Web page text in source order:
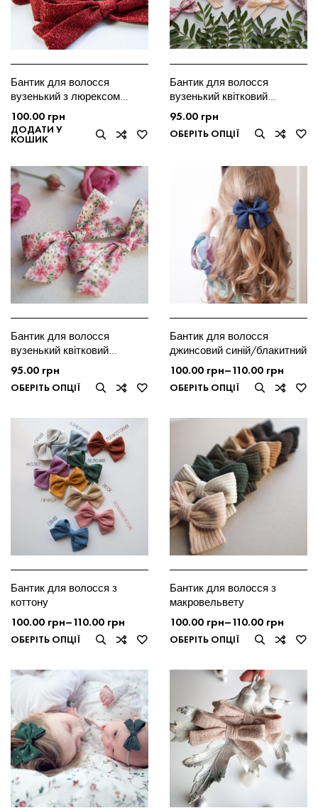
Бантик для волосся
вузенький з люрексом
червоний Мішель
100.00 грн
ДОДАТИ У
КОШИК
Бантик для волосся
вузенький квітковий
бежевий
95.00 грн
ОБЕРІТЬ ОПЦІЇ
Бантик для волосся
вузенький квітковий
рожевий
95.00 грн
ОБЕРІТЬ ОПЦІЇ
Бантик для волосся
джинсовий синій/блакитний
100.00 грн–110.00 грн
ОБЕРІТЬ ОПЦІЇ
Бантик для волосся з
коттону
100.00 грн–110.00 грн
ОБЕРІТЬ ОПЦІЇ
Бантик для волосся з
макровельвету
100.00 грн–110.00 грн
ОБЕРІТЬ ОПЦІЇ